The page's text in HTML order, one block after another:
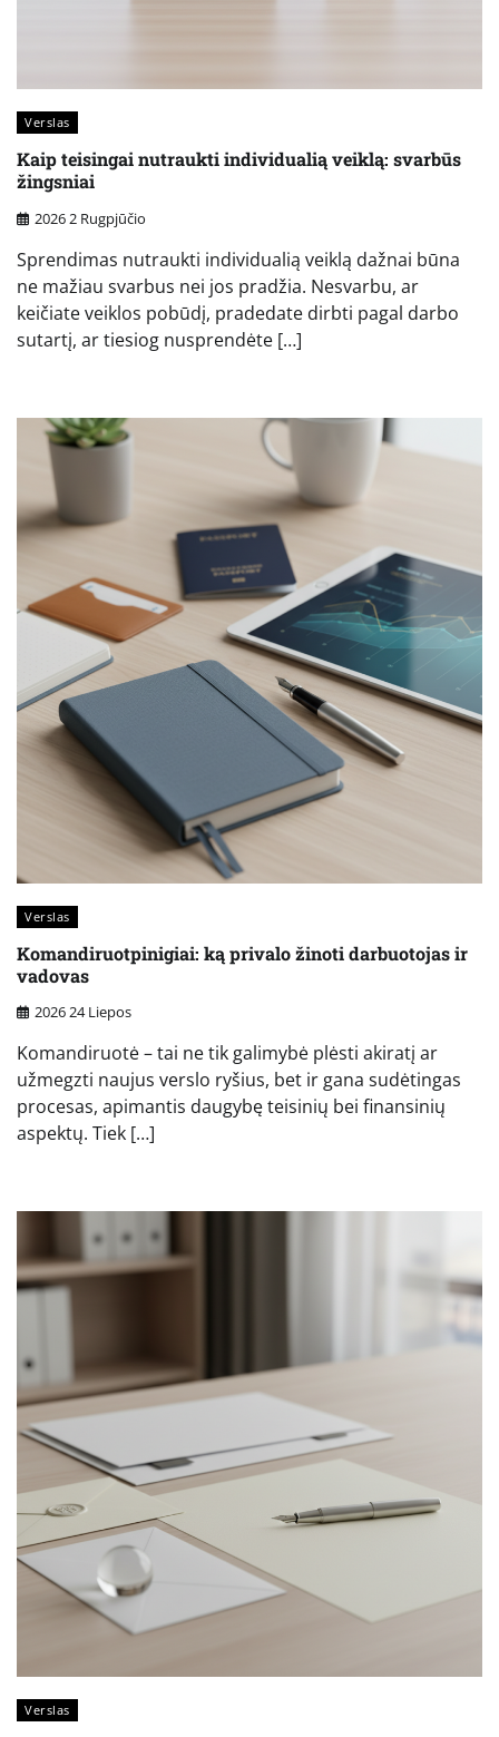
Verslas
Kaip teisingai nutraukti individualią veiklą: svarbūs
žingsniai
2026 2 Rugpjūčio
Sprendimas nutraukti individualią veiklą dažnai būna
ne mažiau svarbus nei jos pradžia. Nesvarbu, ar
keičiate veiklos pobūdį, pradedate dirbti pagal darbo
sutartį, ar tiesiog nusprendėte […]
Verslas
Komandiruotpinigiai: ką privalo žinoti darbuotojas ir
vadovas
2026 24 Liepos
Komandiruotė – tai ne tik galimybė plėsti akiratį ar
užmegzti naujus verslo ryšius, bet ir gana sudėtingas
procesas, apimantis daugybę teisinių bei finansinių
aspektų. Tiek […]
Verslas